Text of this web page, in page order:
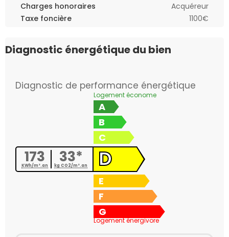
Charges honoraires
Acquéreur
Taxe foncière
1100€
Diagnostic énergétique du bien
Diagnostic de performance énergétique
173
KWh/m².an 33*
kg CO2/m².an
Logement économe
A
B
C
D
E
F
G
Logement énergivore